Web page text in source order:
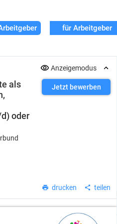
für Arbeitgeber
Anzeigemodus
als
oder
Jetzt bewerben
drucken teilen